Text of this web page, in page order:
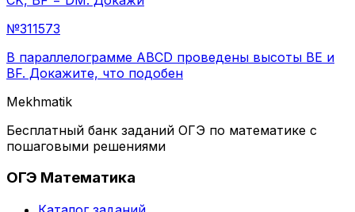
№311573
В параллелограмме ABCD проведены высоты BE и
BF. Докажите, что подобен
Mekhmatik
Бесплатный банк заданий ОГЭ по математике с
пошаговыми решениями
ОГЭ Математика